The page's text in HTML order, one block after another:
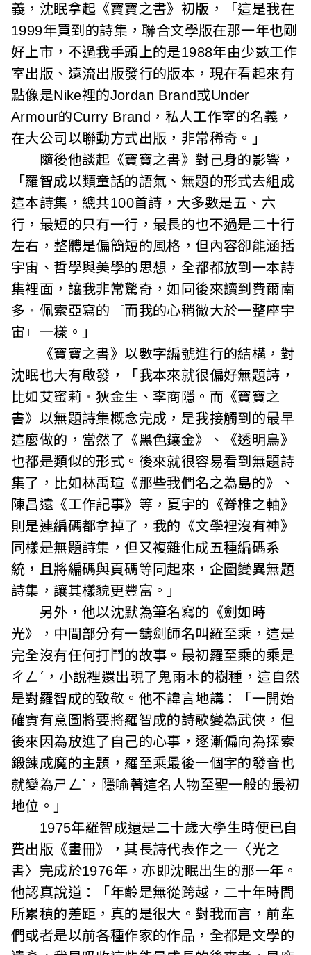
n
o
f
T
a
w
a
n
義，沈眠拿起《寶寶之書》初版，「這是我在
1999年買到的詩集，聯合文學版在那一年也剛
好上市，不過我手頭上的是1988年由少數工作
室出版、遠流出版發行的版本，現在看起來有
點像是Nike裡的Jordan Brand或Under
Armour的Curry Brand，私人工作室的名義，
在大公司以聯動方式出版，非常稀奇。」
隨後他談起《寶寶之書》對己身的影響，
「羅智成以類童話的語氣、無題的形式去組成
這本詩集，總共100首詩，大多數是五、六
行，最短的只有一行，最長的也不過是二十行
左右，整體是偏簡短的風格，但內容卻能涵括
宇宙、哲學與美學的思想，全都都放到一本詩
集裡面，讓我非常驚奇，如同後來讀到費爾南
多 ・ 佩索亞寫的『而我的心稍微大於一整座宇
宙』一樣。」
《寶寶之書》以數字編號進行的結構，對
沈眠也大有啟發，「我本來就很偏好無題詩，
比如艾蜜莉 ・狄金生、李商隱。而《寶寶之
書》以無題詩集概念完成，是我接觸到的最早
這麼做的，當然了《黑色鑲金》、《透明鳥》
也都是類似的形式。後來就很容易看到無題詩
集了，比如林禹瑄《那些我們名之為島的》、
陳昌遠《工作記事》等，夏宇的《脊椎之軸》
則是連編碼都拿掉了，我的《文學裡沒有神》
同樣是無題詩集，但又複雜化成五種編碼系
統，且將編碼與頁碼等同起來，企圖變異無題
詩集，讓其樣貌更豐富。」
另外，他以沈默為筆名寫的《劍如時
光》，中間部分有一鑄劍師名叫羅至乘，這是
完全沒有任何打鬥的故事。最初羅至乘的乘是
ㄔㄥˊ，小說裡還出現了鬼雨木的樹種，這自然
是對羅智成的致敬。他不諱言地講：「一開始
確實有意圖將要將羅智成的詩歌變為武俠，但
後來因為放進了自己的心事，逐漸偏向為探索
鍛鍊成魔的主題，羅至乘最後一個字的發音也
就變為ㄕㄥˋ，隱喻著這名人物至聖一般的最初
地位。」
1975年羅智成還是二十歲大學生時便已自
費出版《畫冊》，其長詩代表作之一〈光之
書〉完成於1976年，亦即沈眠出生的那一年。
他認真說道：「年齡是無從跨越，二十年時間
所累積的差距，真的是很大。對我而言，前輩
們或者是以前各種作家的作品，全都是文學的